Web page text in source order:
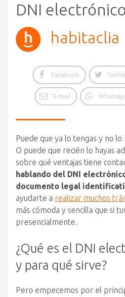
DNI electrónico
habitaclia
Facebook
E-mail
Puede que ya lo tengas y no lo
O puede que recién lo hayas
sobre qué ventajas tiene
hablando del DNI
documento legal
ayudarte a realizar muchos
más cómoda y sencilla que si
presencialmente.
¿Qué es el DNI
y para qué sirve?
Pero empecemos por el